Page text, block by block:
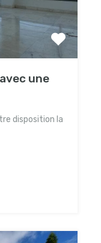
une
disposition la